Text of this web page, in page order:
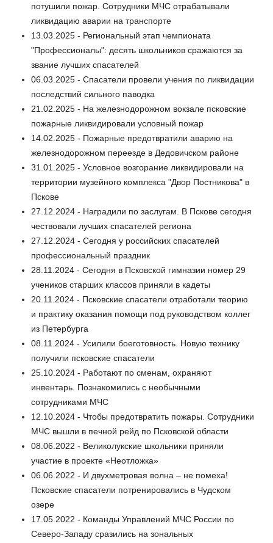
потушили пожар. Сотрудники МЧС отрабатывали
ликвидацию аварии на транспорте
13.03.2025 - Региональный этап чемпионата
"Профессионалы": десять школьников сражаются за
звание лучших спасателей
06.03.2025 - Спасатели провели учения по ликвидации
последствий сильного паводка
21.02.2025 - На железнодорожном вокзале псковские
пожарные ликвидировали условный пожар
14.02.2025 - Пожарные предотвратили аварию на
железнодорожном переезде в Дедовичском районе
31.01.2025 - Условное возгорание ликвидировали на
территории музейного комплекса "Двор Постникова" в
Пскове
27.12.2024 - Наградили по заслугам. В Пскове сегодня
чествовали лучших спасателей региона
27.12.2024 - Сегодня у российских спасателей
профессиональный праздник
28.11.2024 - Сегодня в Псковской гимназии номер 29
учеников старших классов приняли в кадеты
20.11.2024 - Псковские спасатели отработали теорию
и практику оказания помощи под руководством коллег
из Петербурга
08.11.2024 - Усилили боеготовность. Новую технику
получили псковские спасатели
25.10.2024 - Работают по сменам, охраняют
инвентарь. Познакомились с необычными
сотрудниками МЧС
12.10.2024 - Чтобы предотвратить пожары. Сотрудники
МЧС вышли в печной рейд по Псковской области
08.06.2022 - Великолукские школьники приняли
участие в проекте «Неотложка»
06.06.2022 - И двухметровая волна – не помеха!
Псковские спасатели потренировались в Чудском
озере
17.05.2022 - Команды Управлений МЧС России по
Северо-Западу сразились на зональных